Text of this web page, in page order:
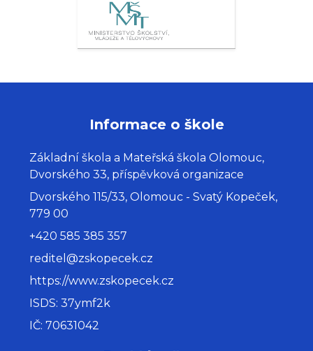
Informace o škole
Základní škola a Mateřská škola Olomouc,
Dvorského 33, příspěvková organizace
Dvorského 115/33, Olomouc - Svatý Kopeček,
779 00
+420 585 385 357
reditel@zskopecek.cz
https://www.zskopecek.cz
ISDS: 37ymf2k
IČ: 70631042